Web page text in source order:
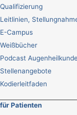
Qualifizierung
Leitlinien,
E-Campus
Weißbücher
Podcast
Stellenangebote
Kodierleitfaden
für Patienten